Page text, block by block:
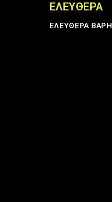
ΕΛΕΎΘΕΡΑ
ΕΛΕΥΘΕΡΑ ΒΑΡΗ